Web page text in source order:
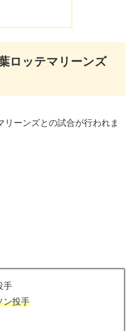
ロッテマリーンズ
ーンズとの試合が行われま
手
ン投手